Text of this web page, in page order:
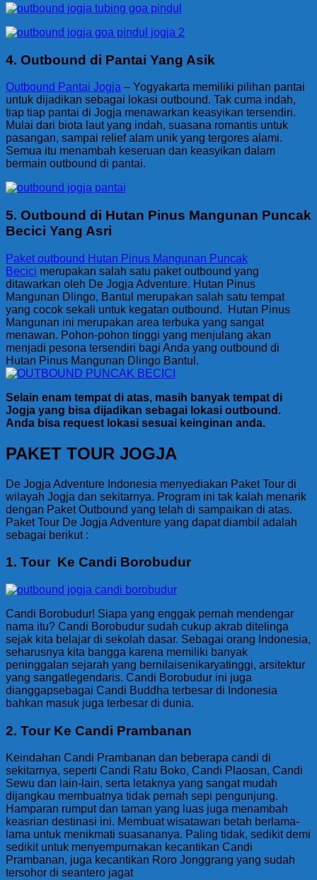
4. Outbound di Pantai Yang Asik
Outbound Pantai Jogja – Yogyakarta memiliki pilihan pantai
untuk dijadikan sebagai lokasi outbound. Tak cuma indah,
tiap tiap pantai di Jogja menawarkan keasyikan tersendiri.
Mulai dari biota laut yang indah, suasana romantis untuk
pasangan, sampai relief alam unik yang tergores alami.
Semua itu menambah keseruan dan keasyikan dalam
bermain outbound di pantai.
5. Outbound di Hutan Pinus Mangunan Puncak
Becici Yang Asri
Paket outbound Hutan Pinus Mangunan Puncak
Becici merupakan salah satu paket outbound yang
ditawarkan oleh De Jogja Adventure. Hutan Pinus
Mangunan Dlingo, Bantul merupakan salah satu tempat
yang cocok sekali untuk kegatan outbound. Hutan Pinus
Mangunan ini merupakan area terbuka yang sangat
menawan. Pohon-pohon tinggi yang menjulang akan
menjadi pesona tersendiri bagi Anda yang outbound di
Hutan Pinus Mangunan Dlingo Bantul.
Selain enam tempat di atas, masih banyak tempat di
Jogja yang bisa dijadikan sebagai lokasi outbound.
Anda bisa request lokasi sesuai keinginan anda.
PAKET TOUR JOGJA
De Jogja Adventure Indonesia menyediakan Paket Tour di
wilayah Jogja dan sekitarnya. Program ini tak kalah menarik
dengan Paket Outbound yang telah di sampaikan di atas.
Paket Tour De Jogja Adventure yang dapat diambil adalah
sebagai berikut :
1. Tour Ke Candi Borobudur
Candi Borobudur! Siapa yang enggak pernah mendengar
nama itu? Candi Borobudur sudah cukup akrab ditelinga
sejak kita belajar di sekolah dasar. Sebagai orang Indonesia,
seharusnya kita bangga karena memiliki banyak
peninggalan sejarah yang bernilaisenikaryatinggi, arsitektur
yang sangatlegendaris. Candi Borobudur ini juga
dianggapsebagai Candi Buddha terbesar di Indonesia
bahkan masuk juga terbesar di dunia.
2. Tour Ke Candi Prambanan
Keindahan Candi Prambanan dan beberapa candi di
sekitarnya, seperti Candi Ratu Boko, Candi Plaosan, Candi
Sewu dan lain-lain, serta letaknya yang sangat mudah
dijangkau membuatnya tidak pernah sepi pengunjung.
Hamparan rumput dan taman yang luas juga menambah
keasrian destinasi ini. Membuat wisatawan betah berlama-
lama untuk menikmati suasananya. Paling tidak, sedikit demi
sedikit untuk menyempurnakan kecantikan Candi
Prambanan, juga kecantikan Roro Jonggrang yang sudah
tersohor di seantero jagat